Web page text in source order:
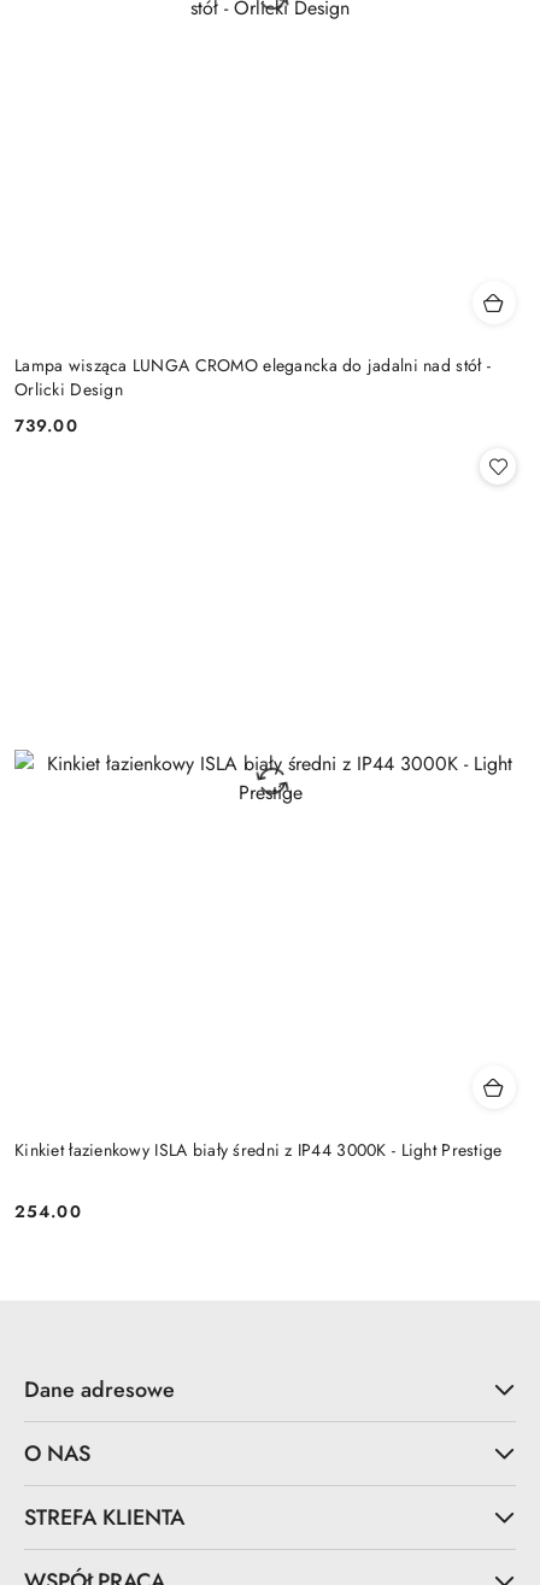
Lampa wisząca LUNGA CROMO elegancka do jadalni nad stół -
Orlicki Design
Cena:
739.00
Kinkiet łazienkowy ISLA biały średni z IP44 3000K - Light Prestige
Cena:
254.00
Dane adresowe
O NAS
STREFA KLIENTA